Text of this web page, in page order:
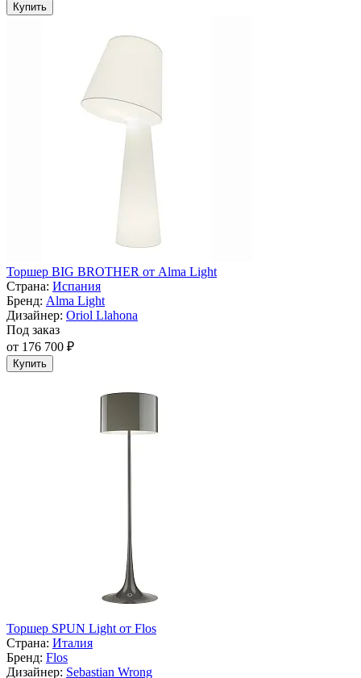
Купить
Торшер BIG BROTHER от Alma Light
Страна: Испания
Бренд: Alma Light
Дизайнер: Oriol Llahona
Под заказ
от 176 700 ₽
Купить
Торшер SPUN Light от Flos
Страна: Италия
Бренд: Flos
Дизайнер: Sebastian Wrong